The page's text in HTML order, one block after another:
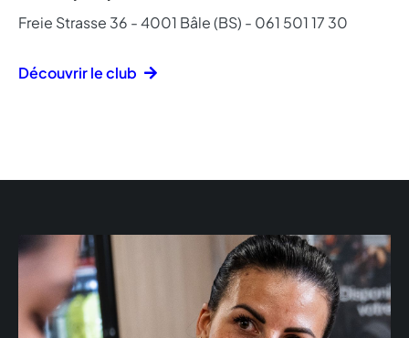
Freie Strasse 36 - 4001 Bâle (BS) - 061 501 17 30
Découvrir le club